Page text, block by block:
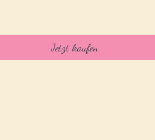
Jetzt kaufen